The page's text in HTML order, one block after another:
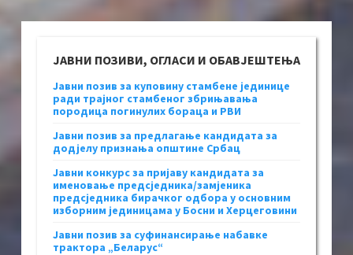
ЈАВНИ ПОЗИВИ, ОГЛАСИ И ОБАВЈЕШТЕЊА
Јавни позив за куповину стамбене јединице
ради трајног стамбеног збрињавања
породица погинулих бораца и РВИ
Јавни позив за предлагање кандидата за
додјелу признања општине Србац
Јавни конкурс за пријаву кандидата за
именовање предсједника/замјеника
предсједника бирачког одбора у основним
изборним јединицама у Босни и Херцеговини
Јавни позив за суфинансирање набавке
трактора „Беларус“